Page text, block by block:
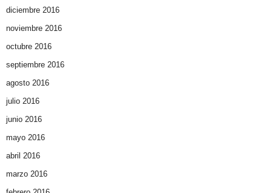
diciembre 2016
noviembre 2016
octubre 2016
septiembre 2016
agosto 2016
julio 2016
junio 2016
mayo 2016
abril 2016
marzo 2016